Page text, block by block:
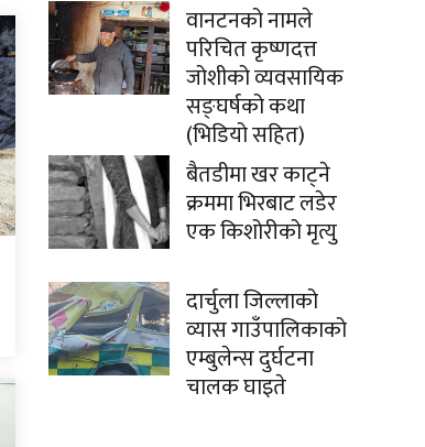
वानटनको नामले
परिचित कृष्णदत्त
जोशीको व्यवसायिक
सङ्घर्षको कथा
(भिडियो सहित)
बैतडीमा खर काट्ने
क्रममा भिरबाट लडेर
एक किशोरीको मृत्यु
दार्चुला जिल्लाको
व्यास गाउँपालिकाको
एम्बुलेन्स दुर्घटना
चालक घाइते